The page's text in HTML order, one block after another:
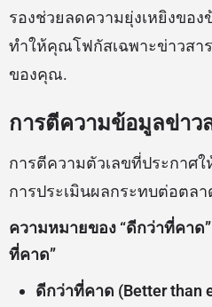
รองช่วยลดความยุ่งเหยิงของ
ทำให้คุณโฟกัสเฉพาะข่าวสา
ของคุณ.
การตีความข้อมูลข่าว
การตีความตัวเลขที่ประกาศ
การประเมินผลกระทบต่อตลา
ความหมายของ “ดีกว่าที่คาด
ที่คาด”
ดีกว่าที่คาด (Better than